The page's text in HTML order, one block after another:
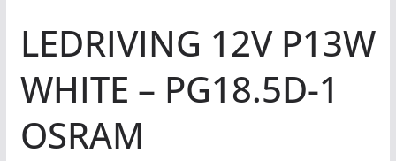
LEDRIVING 12V P13W
WHITE – PG18.5D-1
OSRAM